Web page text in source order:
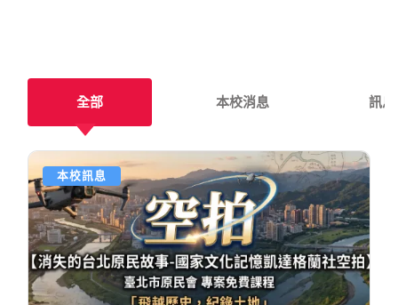
全部 本校消息 訊
本校訊息